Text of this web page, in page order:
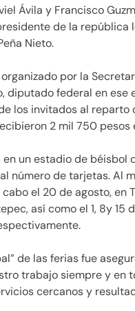
Ávila y Francisco
de la república
Nieto.
por la
diputado federal en
los invitados al
2 mil 750
en un estadio de
número de tarjetas. Al
el 20 de agosto, en
así como el 1, 8y
de las ferias fue
trabajo siempre y
cercanos y